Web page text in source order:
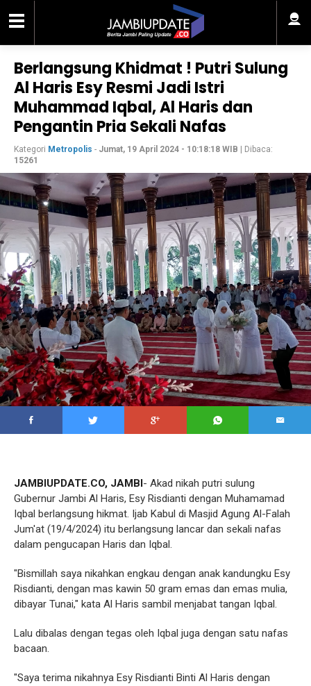
Berlangsung Khidmat ! Putri Sulung
Al Haris Esy Resmi Jadi Istri
Muhammad Iqbal, Al Haris dan
Pengantin Pria Sekali Nafas
Kategori Metropolis - Jumat, 19 April 2024 - 10:18:18 WIB | Dibaca:
15261
JAMBIUPDATE.CO, JAMBI- Akad nikah putri sulung
Gubernur Jambi Al Haris, Esy Risdianti dengan Muhamamad
Iqbal berlangsung hikmat. Ijab Kabul di Masjid Agung Al-Falah
Jum'at (19/4/2024) itu berlangsung lancar dan sekali nafas
dalam pengucapan Haris dan Iqbal.
"Bismillah saya nikahkan engkau dengan anak kandungku Esy
Risdianti, dengan mas kawin 50 gram emas dan emas mulia,
dibayar Tunai," kata Al Haris sambil menjabat tangan Iqbal.
Lalu dibalas dengan tegas oleh Iqbal juga dengan satu nafas
bacaan.
"Saya terima nikahnya Esy Risdianti Binti Al Haris dengan